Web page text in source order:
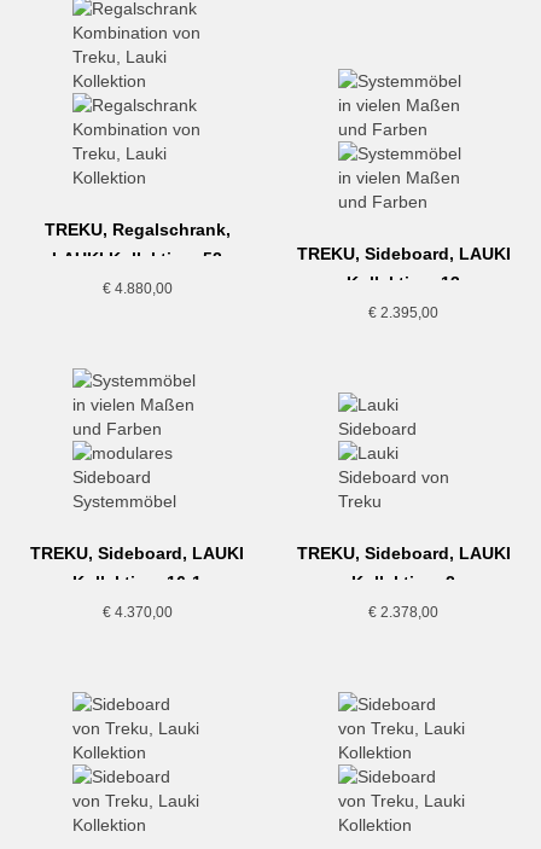
TREKU, Regalschrank,
LAUKI Kollektion, 52
€4.880,00
TREKU, Sideboard, LAUKI
Kollektion, 13
€ 2.395,00
TREKU, Sideboard, LAUKI
Kollektion, 16-1
€4.370,00
TREKU, Sideboard, LAUKI
Kollektion, 2
€ 2.378,00